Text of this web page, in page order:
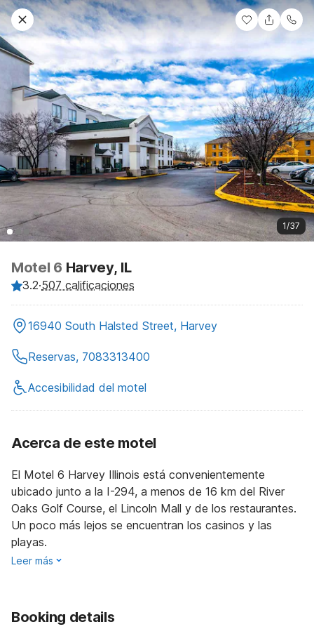
1/37
Motel 6 Harvey, IL
3.2·507 calificaciones
16940 South Halsted Street, Harvey
Reservas, 7083313400
Accesibilidad del motel
Acerca de este motel
El Motel 6 Harvey Illinois está convenientemente
ubicado junto a la I-294, a menos de 16 km del River
Oaks Golf Course, el Lincoln Mall y de los restaurantes.
Un poco más lejos se encuentran los casinos y las
playas.
Leer más
Booking details